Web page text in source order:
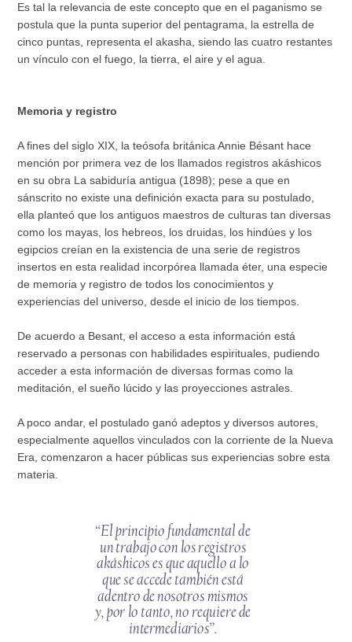
Es tal la relevancia de este concepto que en el paganismo se
postula que la punta superior del pentagrama, la estrella de
cinco puntas, representa el akasha, siendo las cuatro restantes
un vínculo con el fuego, la tierra, el aire y el agua.
Memoria y registro
A fines del siglo XIX, la teósofa británica Annie Bésant hace
mención por primera vez de los llamados registros akáshicos
en su obra La sabiduría antigua (1898); pese a que en
sánscrito no existe una definición exacta para su postulado,
ella planteó que los antiguos maestros de culturas tan diversas
como los mayas, los hebreos, los druidas, los hindúes y los
egipcios creían en la existencia de una serie de registros
insertos en esta realidad incorpórea llamada éter, una especie
de memoria y registro de todos los conocimientos y
experiencias del universo, desde el inicio de los tiempos.
De acuerdo a Besant, el acceso a esta información está
reservado a personas con habilidades espirituales, pudiendo
acceder a esta información de diversas formas como la
meditación, el sueño lúcido y las proyecciones astrales.
A poco andar, el postulado ganó adeptos y diversos autores,
especialmente aquellos vinculados con la corriente de la Nueva
Era, comenzaron a hacer públicas sus experiencias sobre esta
materia.